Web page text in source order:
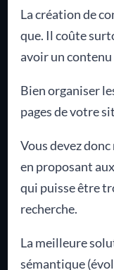
La création de
que. Il coûte
avoir un
Bien organiser
pages de votre
Vous devez
en proposant
qui puisse être
recherche.
La meilleure
sémantique